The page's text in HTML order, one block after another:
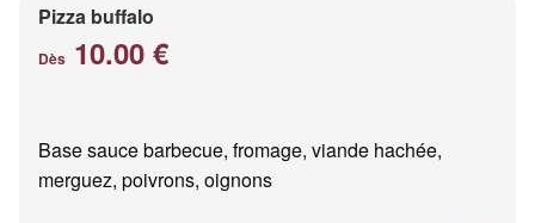
Pizza buffalo
Dès 10.00 €
Base sauce barbecue, fromage, viande hachée,
merguez, poivrons, oignons